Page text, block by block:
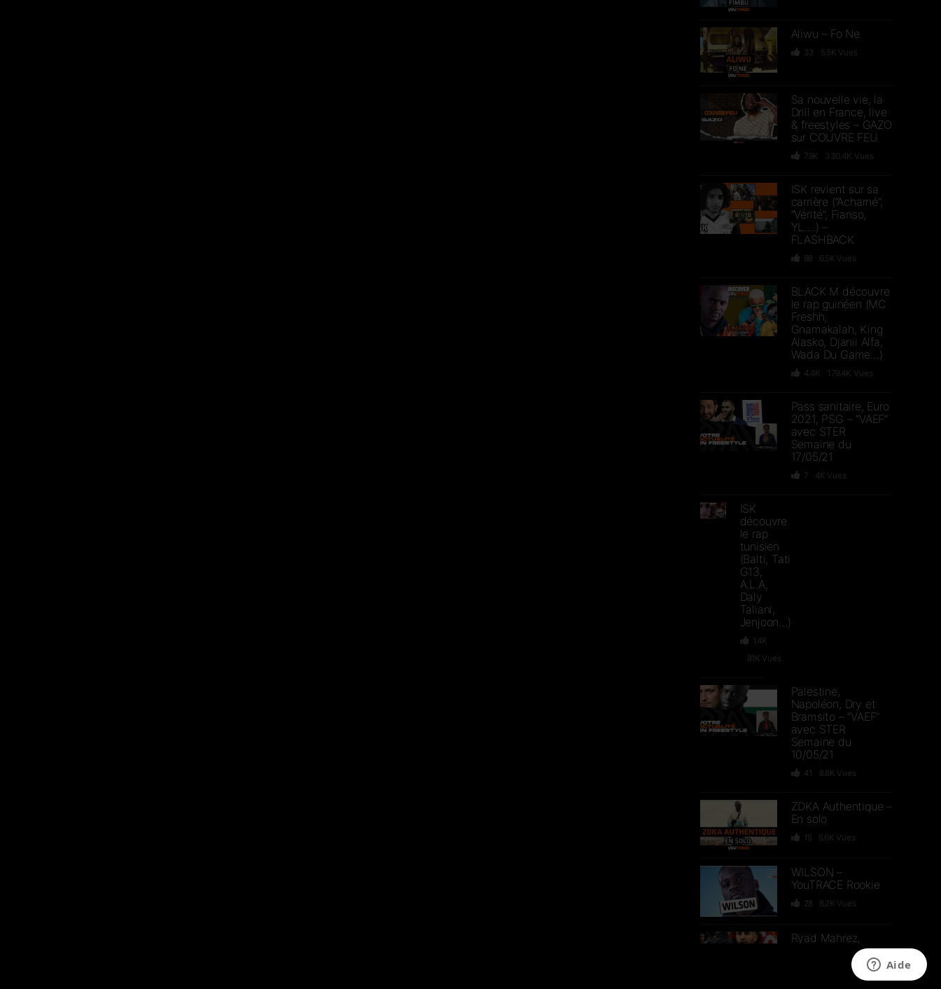
Aliwu – Fo Ne
33 5.5K Vues
Sa nouvelle vie, la
Drill en France, live
& freestyles – GAZO
sur COUVRE FEU
7.8K 330.4K Vues
ISK revient sur sa
carrière (“Acharné”,
“Vérité”, Fianso,
YL….) –
FLASHBACK
88 6.5KVues
BLACK M découvre
le rap guinéen (MC
Freshh,
Gnamakalah, King
Alasko, Djanii Alfa,
Wada Du Game…)
4.4K 179.4K Vues
Pass sanitaire, Euro
2021, PSG – “VAEF”
avec STER
Semaine du
17/05/21
7 4K Vues
ISK
découvre
le rap
tunisien
(Balti, Tati
G13,
A.L.A,
Daly
Taliani,
Jenjoon…)
1.4K
81K Vues
Palestine,
Napoléon, Dry et
Bramsito – “VAEF”
avec STER
Semaine du
10/05/21
41 8.8KVues
ZDKA Authentique –
En solo
15 5.6KVues
WILSON –
YouTRACE Rookie
28 8.2KVues
Ryad Mahrez,
Vaccin contre le
Manifestations –